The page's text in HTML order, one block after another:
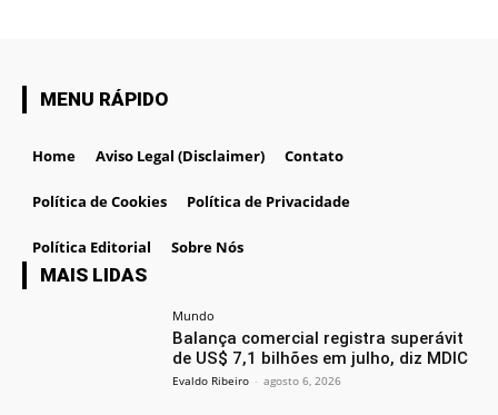
MENU RÁPIDO
Home Aviso Legal (Disclaimer) Contato
Política de Cookies Política de Privacidade
Política Editorial Sobre Nós
MAIS LIDAS
Mundo
Balança comercial registra superávit
de US$ 7,1 bilhões em julho, diz MDIC
Evaldo Ribeiro - agosto 6, 2026